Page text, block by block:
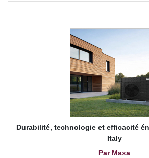
Durabilité, technologie et efficacité
Italy
Par Maxa